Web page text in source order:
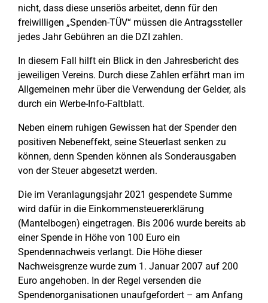
nicht, dass diese unseriös arbeitet, denn für den
freiwilligen „Spenden-TÜV“ müssen die Antragssteller
jedes Jahr Gebühren an die DZI zahlen.
In diesem Fall hilft ein Blick in den Jahresbericht des
jeweiligen Vereins. Durch diese Zahlen erfährt man im
Allgemeinen mehr über die Verwendung der Gelder, als
durch ein Werbe-Info-Faltblatt.
Neben einem ruhigen Gewissen hat der Spender den
positiven Nebeneffekt, seine Steuerlast senken zu
können, denn Spenden können als Sonderausgaben
von der Steuer abgesetzt werden.
Die im Veranlagungsjahr 2021 gespendete Summe
wird dafür in die Einkommensteuererklärung
(Mantelbogen) eingetragen. Bis 2006 wurde bereits ab
einer Spende in Höhe von 100 Euro ein
Spendennachweis verlangt. Die Höhe dieser
Nachweisgrenze wurde zum 1. Januar 2007 auf 200
Euro angehoben. In der Regel versenden die
Spendenorganisationen unaufgefordert – am Anfang